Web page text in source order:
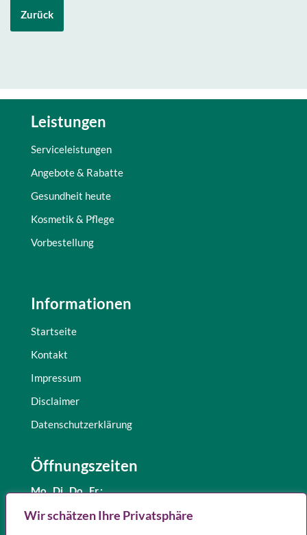
Wir schätzen Ihre Privatsphäre
Zurück
Leistungen
Serviceleistungen
Angebote & Rabatte
Gesundheit heute
Kosmetik & Pflege
Vorbestellung
Informationen
Startseite
Kontakt
Impressum
Disclaimer
Datenschutzerklärung
Öffnungszeiten
Mo., Di.,Do., Fr.:
und 15.00 – 18.00 Uhr